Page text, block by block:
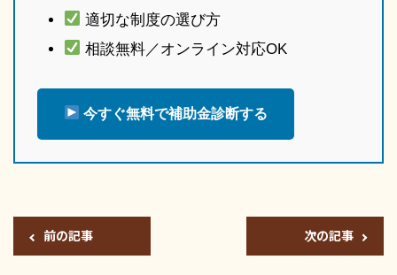
適切な制度の選び方
相談無料／オンライン対応OK
今すぐ無料で補助金診断する
前の記事 次の記事